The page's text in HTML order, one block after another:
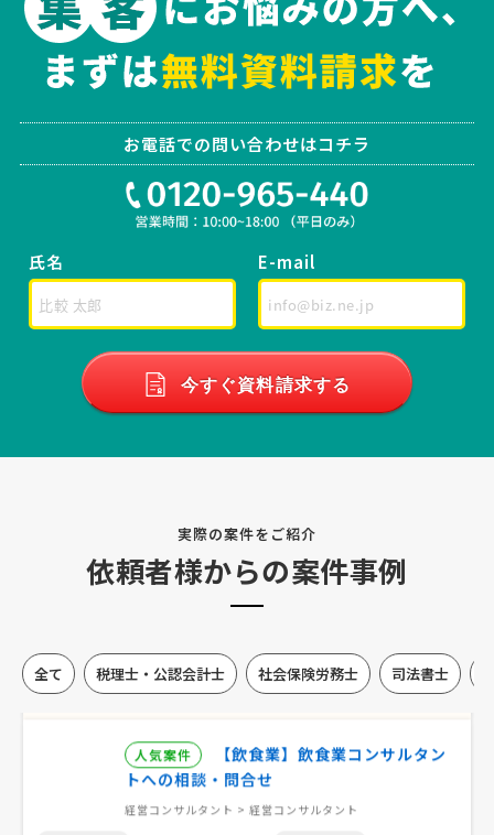
お電話での問い合わせはコチラ
氏名 E-mail
今すぐ資料請求する
実際の案件をご紹介
依頼者様からの案件事例
全て 税理士・公認会計士 社会保険労務士 司法書士
人事・組織制度構築の相談・提案依頼
経営コンサルタント > 人事・評価制度構築
総額予算 相談して決めたい 依頼地域 東京都
[依頼・相談したい内容] 東京都内で中古車輸出業を営んでおります。
現在、外国人社員比率の高い当社の組織再編に伴い、新しい人事制度
（評価・KPI・インセンティブ）の設計、および将来的な独立社員向け
代理店スキームの構築を検討しており、伴走いただけ …
【申請可能な補助金や助成金の相談】補助金
コンサルタントの相談
総額予算 相談して決めたい 依頼地域 東京都
[御社の業種] サービス業 [会社規模] 1名〜5名 [年商] 500万以下 [事業
【飲食店サービスマニュアルの作成】
経営コンサルタント > 業務改善コンサルタント
[相談内容] 飲食店サービスマニュアルの作成をお願いしたいと思って
います。和食レストランを経営しており、店舗運営の標準化や接客品
質の向上、新人研修用に活用したいと考えています。マニュアルには、
人気案件
【飲食業】飲食業コンサルタン
トへの相談・問合せ